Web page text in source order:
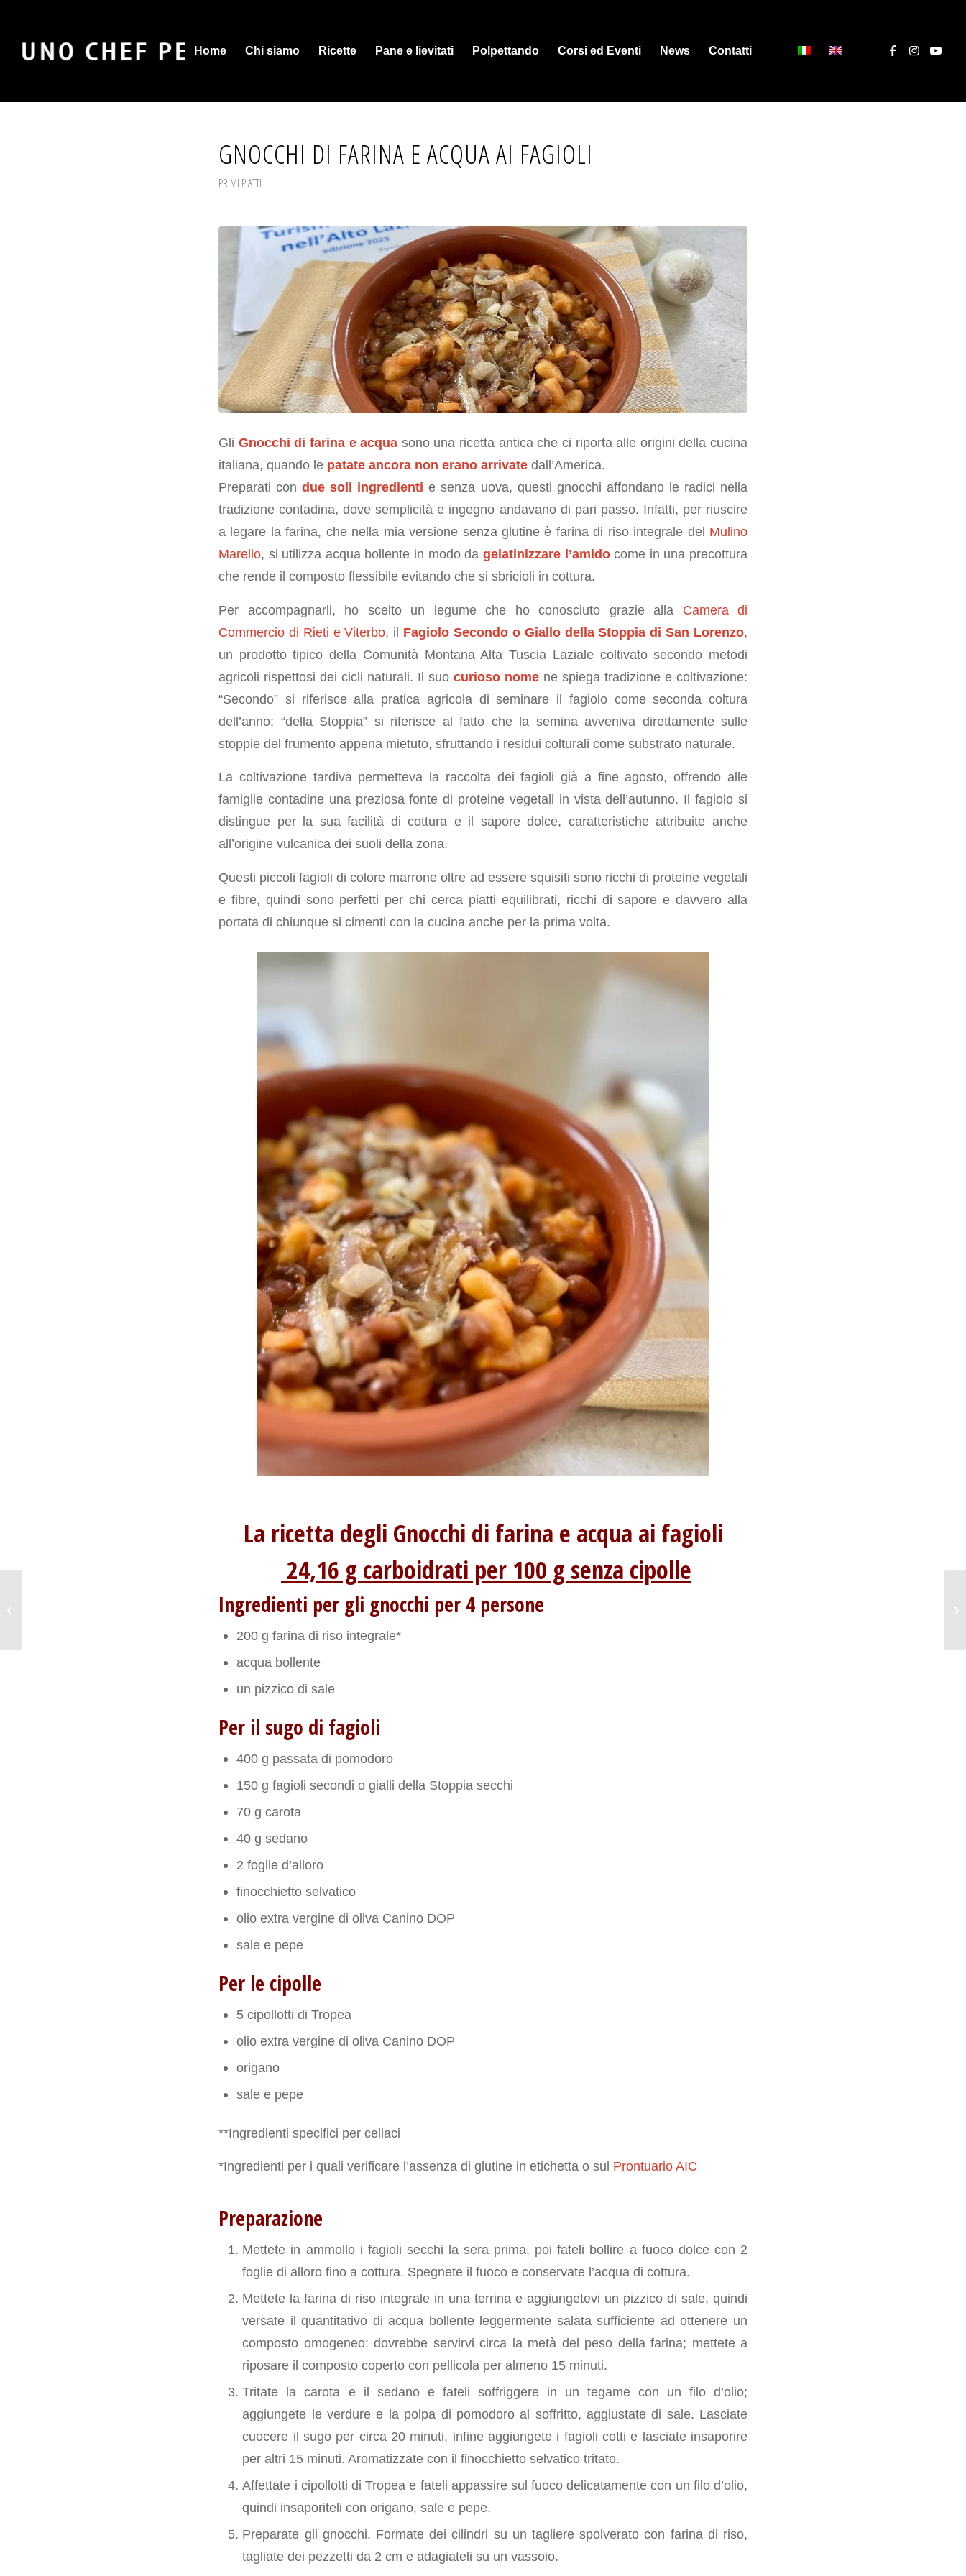
Home Chi siamo Ricette Pane e lievitati Polpettando Corsi ed Eventi News Contatti
GNOCCHI DI FARINA E ACQUA AI FAGIOLI
PRIMI PIATTI
Gli Gnocchi di farina e acqua sono una ricetta antica che ci riporta alle origini della cucina
italiana, quando le patate ancora non erano arrivate dall’America.
Preparati condue soli ingredienti e senza uova, questi gnocchi affondano le radici nella
tradizione contadina, dove semplicità e ingegno andavano di pari passo. Infatti, per riuscire
a legare la farina, che nella mia versione senza glutine è farina di riso integrale del Mulino
Marello, si utilizza acqua bollente in modo da gelatinizzare l’amidocome in una precottura
che rende il composto flessibile evitando che si sbricioli in cottura.
Per accompagnarli, ho scelto un legume che ho conosciuto grazie alla Camera di
Commercio di Rieti e Viterbo, il Fagiolo Secondo o Giallo della Stoppia di San Lorenzo,
un prodotto tipico della Comunità Montana Alta Tuscia Laziale coltivato secondo metodi
agricoli rispettosi dei cicli naturali. Il suo curioso nome ne spiega tradizione e coltivazione:
“Secondo” si riferisce alla pratica agricola di seminare il fagiolo come seconda coltura
dell’anno; “della Stoppia” si riferisce al fatto che la semina avveniva direttamente sulle
stoppie del frumento appena mietuto, sfruttando i residui colturali come substrato naturale.
La coltivazione tardiva permetteva la raccolta dei fagioli già a fine agosto, offrendo alle
famiglie contadine una preziosa fonte di proteine vegetali in vista dell’autunno. Il fagiolo si
distingue per la sua facilità di cottura e il sapore dolce, caratteristiche attribuite anche
all’origine vulcanica dei suoli della zona.
Questi piccoli fagioli di colore marrone oltre ad essere squisiti sono ricchi di proteine vegetali
e fibre, quindi sono perfetti per chi cerca piatti equilibrati, ricchi di sapore e davvero alla
portata di chiunque si cimenti con la cucina anche per la prima volta.
La ricetta degli Gnocchi di farina e acqua ai fagioli
24,16 g carboidrati per 100 g senza cipolle
Ingredienti per gli gnocchi per 4 persone
200 g farina di riso integrale*
acqua bollente
un pizzico di sale
Per il sugo di fagioli
400 g passata di pomodoro
150 g fagioli secondi o gialli della Stoppia secchi
70 g carota
40 g sedano
2 foglie d’alloro
finocchietto selvatico
olio extra vergine di oliva Canino DOP
sale e pepe
Per le cipolle
5 cipollotti di Tropea
olio extra vergine di oliva Canino DOP
origano
sale e pepe
**Ingredienti specifici per celiaci
*Ingredienti per i quali verificare l’assenza di glutine in etichetta o sul Prontuario AIC
Preparazione
Mettete in ammollo i fagioli secchi la sera prima, poi fateli bollire a fuoco dolce con 2
foglie di alloro fino a cottura. Spegnete il fuoco e conservate l’acqua di cottura.
Mettete la farina di riso integrale in una terrina e aggiungetevi un pizzico di sale, quindi
versate il quantitativo di acqua bollente leggermente salata sufficiente ad ottenere un
composto omogeneo: dovrebbe servirvi circa la metà del peso della farina; mettete a
riposare il composto coperto con pellicola per almeno 15 minuti.
Tritate la carota e il sedano e fateli soffriggere in un tegame con un filo d’olio;
aggiungete le verdure e la polpa di pomodoro al soffritto, aggiustate di sale. Lasciate
cuocere il sugo per circa 20 minuti, infine aggiungete i fagioli cotti e lasciate insaporire
per altri 15 minuti. Aromatizzate con il finocchietto selvatico tritato.
Affettate i cipollotti di Tropea e fateli appassire sul fuoco delicatamente con un filo d’olio,
quindi insaporiteli con origano, sale e pepe.
Preparate gli gnocchi. Formate dei cilindri su un tagliere spolverato con farina di riso,
tagliate dei pezzetti da 2 cm e adagiateli su un vassoio.